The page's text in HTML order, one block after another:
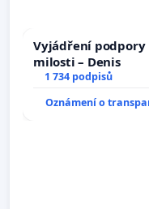
Vyjádření
milosti – Denis
1 734 podpisů
Oznámení o